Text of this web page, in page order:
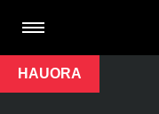
HAUORA